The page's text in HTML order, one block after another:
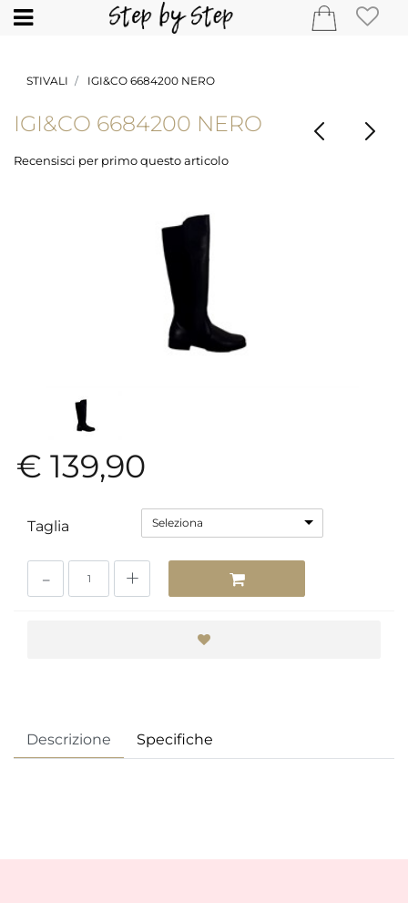
Open
STIVALI IGI&CO 6684200 NERO
IGI&CO 6684200 NERO
Recensisci per primo questo articolo
€ 139,90
Taglia Seleziona
Descrizione Specifiche